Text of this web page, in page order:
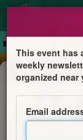
Comedy
Théâtre
Abris's Club
This event has
weekly
organized near
Email